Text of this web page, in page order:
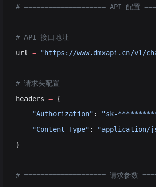
# ==================== API 配置
# API 接口地址
url = "https://www.dmxapi.cn/v1/
# 请求头配置
headers = {
    "Authorization"
:
"sk-
    "Content-Type"
:
"application/
}
# ==================== 请求参数